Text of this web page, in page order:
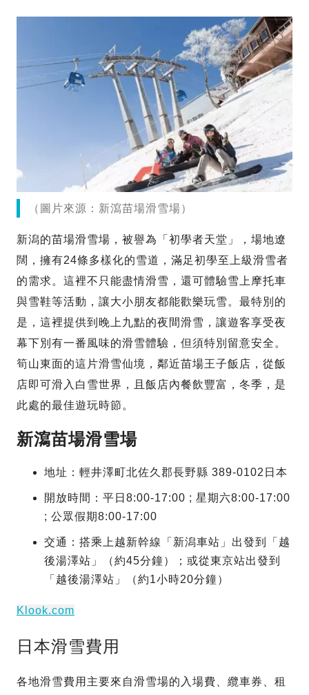
（圖片來源：新瀉苗場滑雪場）
新潟的苗場滑雪場，被譽為「初學者天堂」，場地遼
闊，擁有24條多樣化的雪道，滿足初學至上級滑雪者
的需求。這裡不只能盡情滑雪，還可體驗雪上摩托車
與雪鞋等活動，讓大小朋友都能歡樂玩雪。最特別的
是，這裡提供到晚上九點的夜間滑雪，讓遊客享受夜
幕下別有一番風味的滑雪體驗，但須特別留意安全。
筍山東面的這片滑雪仙境，鄰近苗場王子飯店，從飯
店即可滑入白雪世界，且飯店內餐飲豐富，冬季，是
此處的最佳遊玩時節。
新瀉苗場滑雪場
地址：輕井澤町北佐久郡長野縣 389-0102日本
開放時間：平日8:00-17:00 ; 星期六8:00-17:00
; 公眾假期8:00-17:00
交通：搭乘上越新幹線「新潟車站」出發到「越
後湯澤站」（約45分鐘）；或從東京站出發到
「越後湯澤站」（約1小時20分鐘）
Klook.com
日本滑雪費用
各地滑雪費用主要來自滑雪場的入場費、纜車券、租